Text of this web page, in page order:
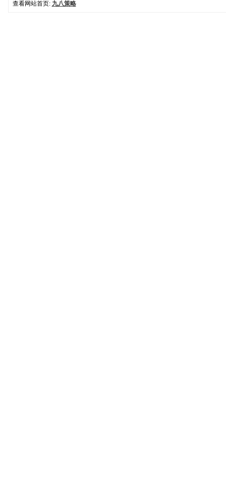
查看网站首页: 九八策略